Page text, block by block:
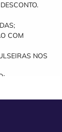
COM
NOS